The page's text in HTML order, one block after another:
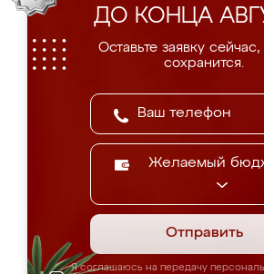
ДО КОНЦА
Оставьте заявку сейчас,
сохранится.
Желаемый
Отправить
Я соглашаюсь на передачу